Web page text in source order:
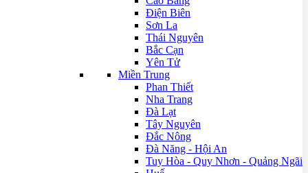
Điện Biên
Sơn La
Thái Nguyên
Bắc Cạn
Yên Tử
Miền Trung
Phan Thiết
Nha Trang
Đà Lạt
Tây Nguyên
Đắc Nông
Đà Năng - Hội An
Tuy Hòa - Quy Nhơn - Quảng Ngãi